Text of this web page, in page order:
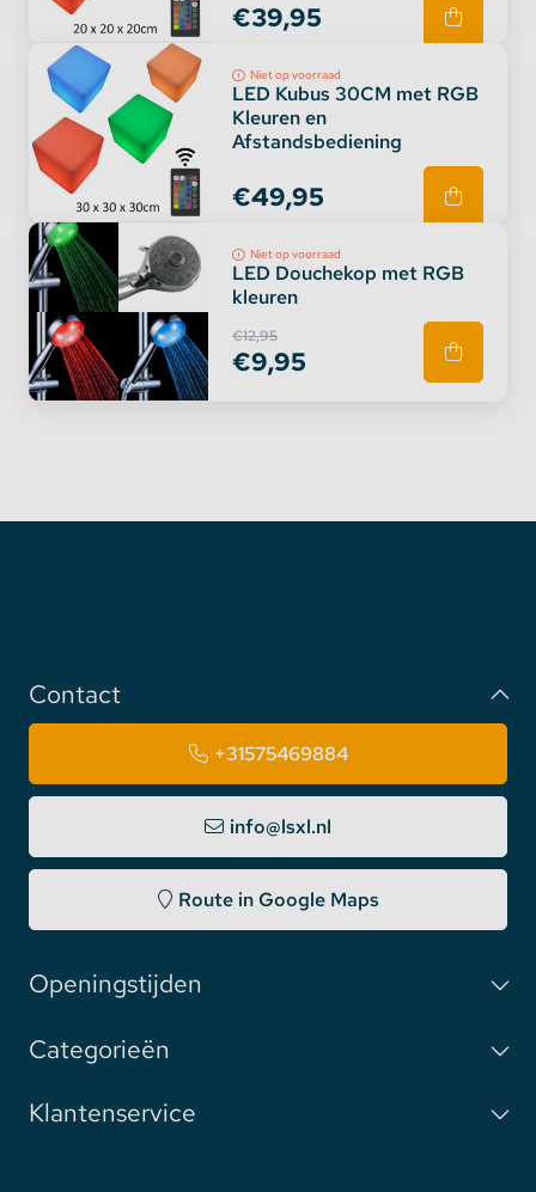
€39,95
Niet op voorraad
LED Kubus 30CM met RGB
Kleuren en
Afstandsbediening
€49,95
Niet op voorraad
LED Douchekop met RGB
kleuren
€12,95
€9,95
Contact
+31575469884
info@lsxl.nl
Route in Google Maps
Openingstijden
Categorieën
Klantenservice